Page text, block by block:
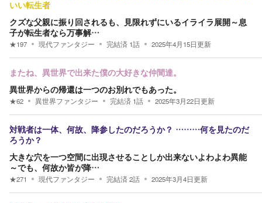
いい転生者
クズな父親に振り回されるも、見限れずにいるイライラ展開～息
子が転生者なら万事解…
★197 現代ファンタジー 完結済 1話 2025年4月15日更新
またね、異世界で出来た僕の大好きな仲間達。
異世界からの帰還は一つのお別れでもあった。
★62 異世界ファンタジー 完結済 1話 2025年3月22日更新
対戦者は一体、何故、降参したのだろうか？ ………何を見たのだ
ろうか？
大きな穴を一つ空間に出現させることしか出来ないよわよわ異能
～でも、何故か皆が降…
★271 現代ファンタジー 完結済2話 2025年3月4日更新